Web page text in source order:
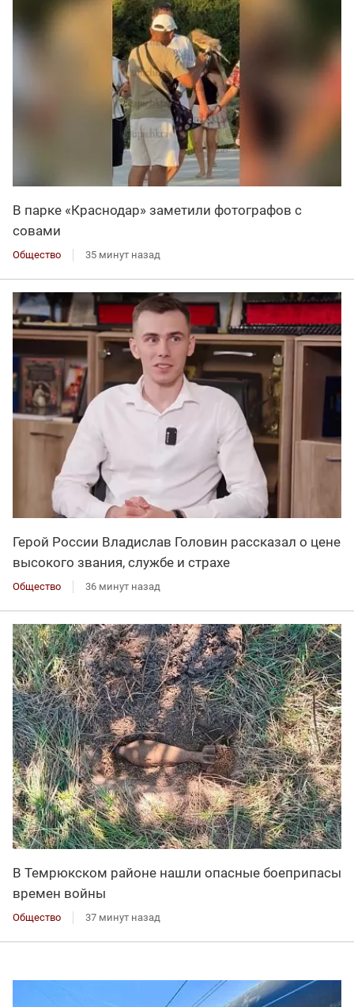
В парке «Краснодар» заметили фотографов с
совами
Общество 35 минут назад
Герой России Владислав Головин рассказал о цене
высокого звания, службе и страхе
Общество 36 минут назад
В Темрюкском районе нашли опасные боеприпасы
времен войны
Общество 37 минут назад